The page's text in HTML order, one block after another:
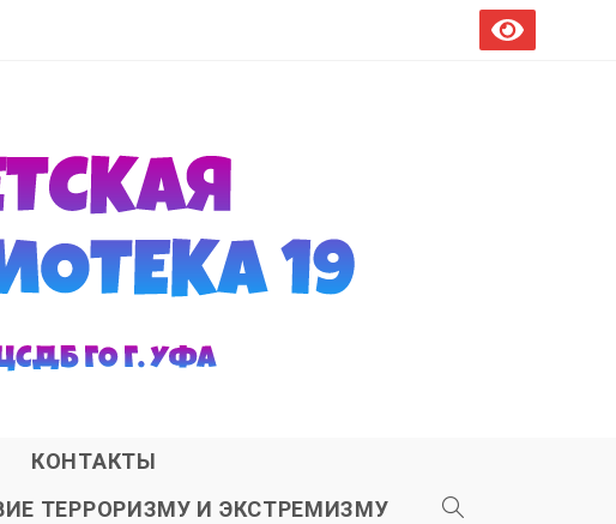
КОНТАКТЫ
ТЕРРОРИЗМУ И ЭКСТРЕМИЗМУ